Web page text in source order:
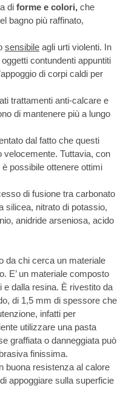
di forme e colori, che
bagno più raffinato,
sensibile agli urti violenti. In
contundenti appuntiti
di corpi caldi per
trattamenti anti-calcare e
di mantenere più a lungo
dal fatto che questi
velocemente. Tuttavia, con
possibile ottenere ottimi
di fusione tra carbonato
silicea, nitrato di potassio,
anidride arseniosa, acido
da chi cerca un materiale
E’ un materiale composto
e dalla resina. È rivestito da
di 1,5 mm di spessore che
infatti per
utilizzare una pasta
graffiata o danneggiata può
finissima.
buona resistenza al calore
appoggiare sulla superficie